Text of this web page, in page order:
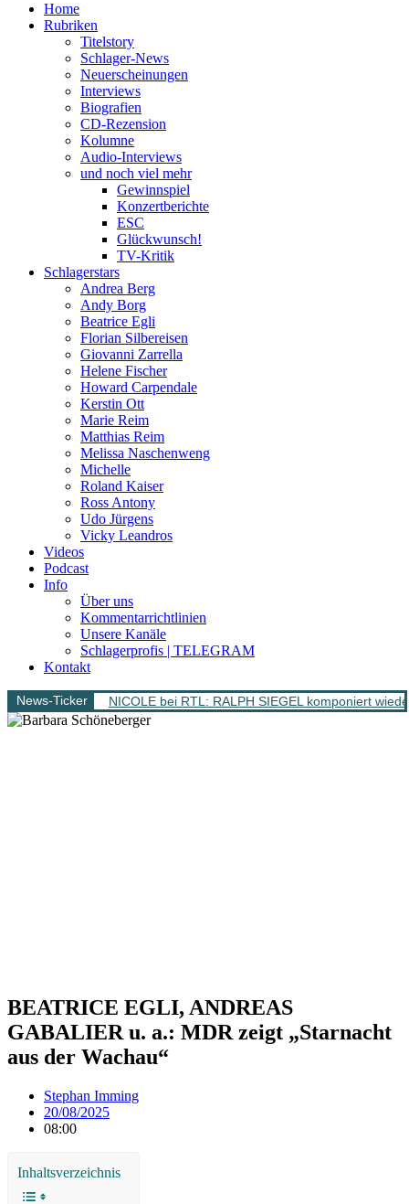
Home
Rubriken
Titelstory
Schlager-News
Neuerscheinungen
Interviews
Biografien
CD-Rezension
Kolumne
Audio-Interviews
und noch viel mehr
Gewinnspiel
Konzertberichte
ESC
Glückwunsch!
TV-Kritik
Schlagerstars
Andrea Berg
Andy Borg
Beatrice Egli
Florian Silbereisen
Giovanni Zarrella
Helene Fischer
Howard Carpendale
Kerstin Ott
Marie Reim
Matthias Reim
Melissa Naschenweng
Michelle
Roland Kaiser
Ross Antony
Udo Jürgens
Vicky Leandros
Videos
Podcast
Info
Über uns
Kommentarrichtlinien
Unsere Kanäle
Schlagerprofis | TELEGRAM
Kontakt
News-Ticker NICOLE bei RTL: RALPH SIEGEL komponiert
BEATRICE EGLI, ANDREAS
GABALIER u. a.: MDR zeigt „Starnacht
aus der Wachau“
Stephan Imming
20/08/2025
08:00
Inhaltsverzeichnis